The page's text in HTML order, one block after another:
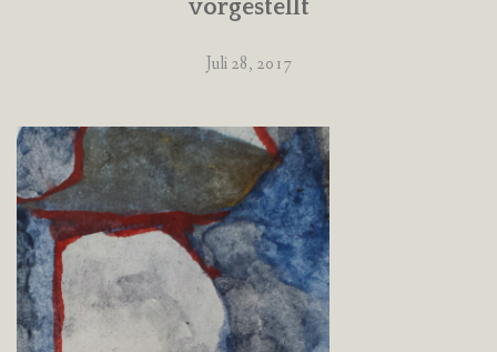
vorgestellt
Juli 28, 2017